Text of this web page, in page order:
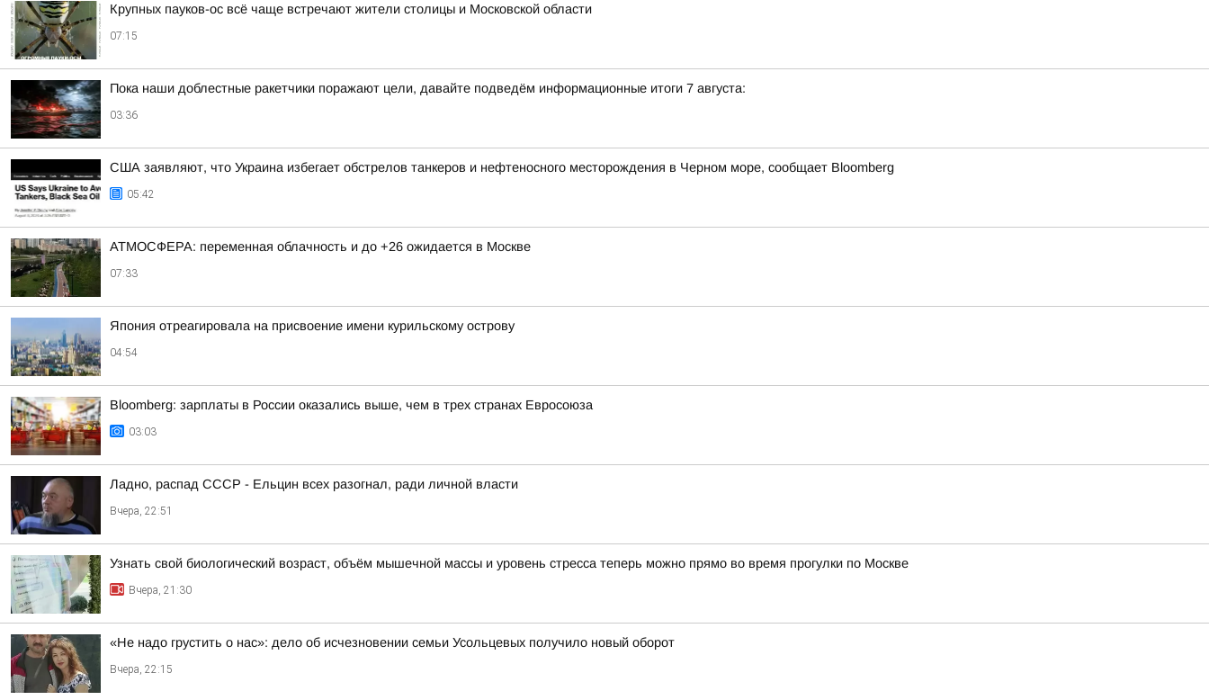
Крупных пауков-ос всё чаще встречают жители столицы и Московской области
07:15
Пока наши доблестные ракетчики поражают цели, давайте подведём информационные итоги 7 августа:
03:36
США заявляют, что Украина избегает обстрелов танкеров и нефтеносного месторождения в Черном море, сообщает Bloomberg
05:42
АТМОСФЕРА: переменная облачность и до +26 ожидается в Москве
07:33
Япония отреагировала на присвоение имени курильскому острову
04:54
Bloomberg: зарплаты в России оказались выше, чем в трех странах Евросоюза
03:03
Ладно, распад СССР - Ельцин всех разогнал, ради личной власти
Вчера, 22:51
Узнать свой биологический возраст, объём мышечной массы и уровень стресса теперь можно прямо во время прогулки по Москве
Вчера, 21:30
«Не надо грустить о нас»: дело об исчезновении семьи Усольцевых получило новый оборот
Вчера, 22:15